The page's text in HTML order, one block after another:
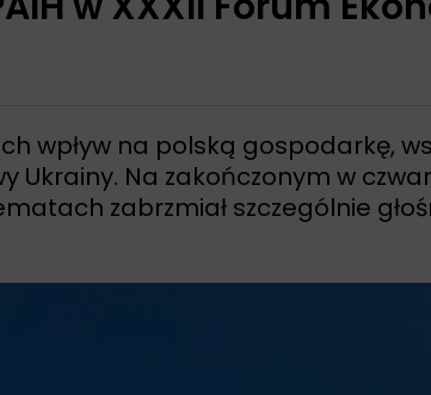
wpływ na polską gospodarkę,
Na zakończonym w
zabrzmiał szczególnie